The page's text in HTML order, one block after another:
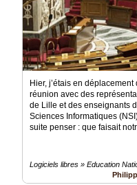
Hier, j’étais en
réunion avec des
de Lille et des enseignants
Sciences Informatiques
suite penser : que faisait
Logiciels libres » Education